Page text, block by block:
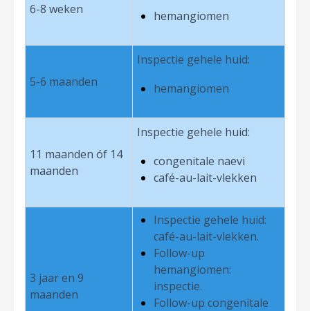
6-8 weken hemangiomen
5-6 maanden
Inspectie gehele huid:
hemangiomen
11 maanden óf 14
maanden
Inspectie gehele huid:
congenitale naevi
café-au-lait-vlekken
3 jaar en 9
maanden
Inspectie gehele huid:
café-au-lait-vlekken.
Follow-up
hemangiomen:
inspectie.
Follow-up congenitale